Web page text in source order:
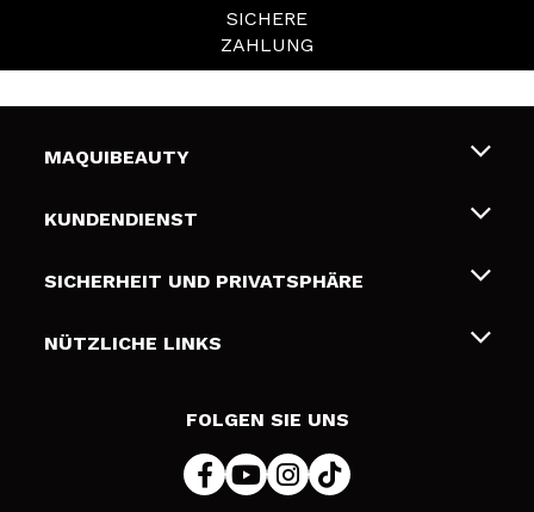
SICHERE
ZAHLUNG
MAQUIBEAUTY
Über uns
Geschenkkarten
KUNDENDIENST
Liefer- und Versandkosten
Zahlung
SICHERHEIT UND PRIVATSPHÄRE
Bedingungen und Datenschutz
NÜTZLICHE LINKS
FOLGEN SIE UNS